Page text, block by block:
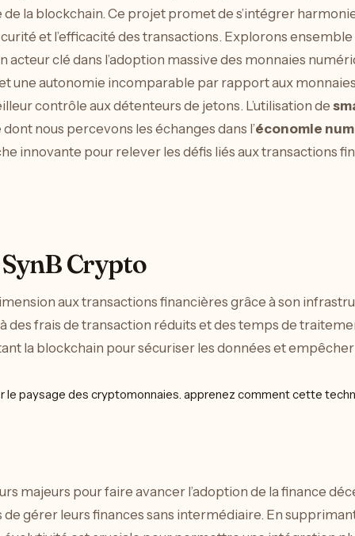
de la blockchain. Ce projet promet de s’intégrer
et l’efficacité des transactions. Explorons
clé dans l’adoption massive des monnaies
une autonomie incomparable par rapport aux
contrôle aux détenteurs de jetons. L’utilisation de
nous percevons les échanges dans l’économie
innovante pour relever les défis liés aux transactions
Crypto
aux transactions financières grâce à son
des frais de transaction réduits et des temps de
la blockchain pour sécuriser les données et
majeurs pour faire avancer l’adoption de la finance
gérer leurs finances sans intermédiaire. En